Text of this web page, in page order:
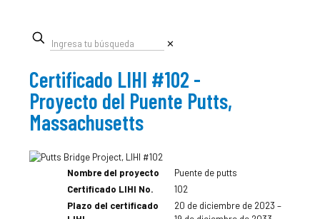
✕
Certificado LIHI #102 -
Proyecto del Puente Putts,
Massachusetts
Nombre del proyecto
Puente de putts
Certificado LIHI No.
102
Plazo del certificado
20 de diciembre de 2023 –